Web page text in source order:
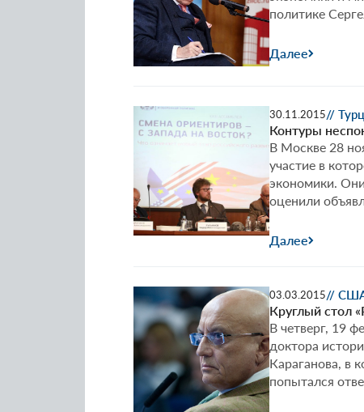
политике
Далее
30.11.2015//
Контуры
В Москве 28
участие в
экономики.
оценили
Далее
03.03.2015//
Круглый стол
В четверг, 19
доктора
Караганова, в
попытался